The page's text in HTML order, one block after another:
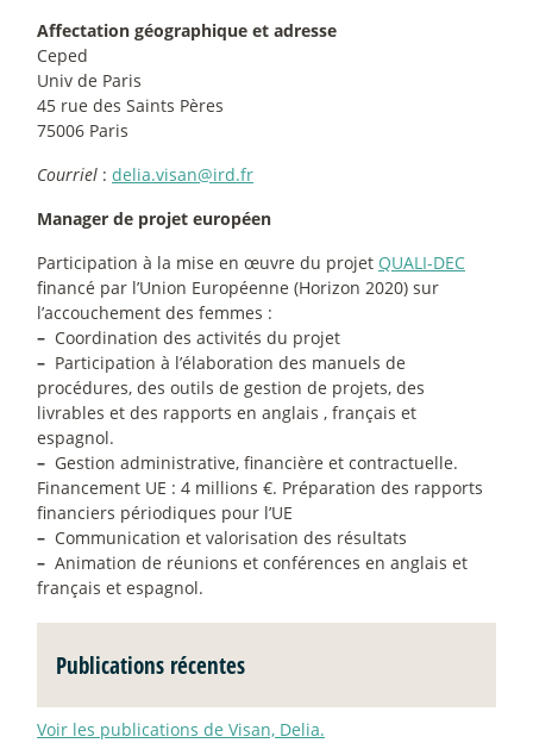
Affectation géographique et adresse
Ceped
Univ de Paris
45 rue des Saints Pères
75006 Paris
Courriel : delia.visan@ird.fr
Manager de projet européen
Participation à la mise en œuvre du projet QUALI-DEC
financé par l’Union Européenne (Horizon 2020) sur
l’accouchement des femmes :
– Coordination des activités du projet
– Participation à l’élaboration des manuels de
procédures, des outils de gestion de projets, des
livrables et des rapports en anglais , français et
espagnol.
– Gestion administrative, financière et contractuelle.
Financement UE : 4 millions €. Préparation des rapports
financiers périodiques pour l’UE
– Communication et valorisation des résultats
– Animation de réunions et conférences en anglais et
français et espagnol.
Publications récentes
Voir les publications de Visan, Delia.